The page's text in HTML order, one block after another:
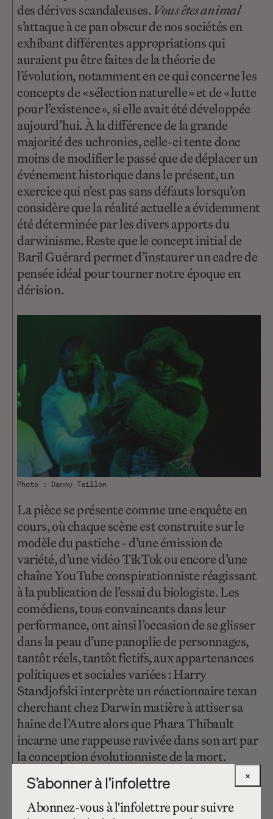
des dérives scandaleuses. Vous êtes animal
s’attaque à ce pan obscur de nos sociétés en
exhibant différentes appropriations qui
auraient pu être faites de la théorie de
l’évolution, notamment en ce qui concerne les
concepts de « sélection naturelle » et de « lutte
pour l’existence », si elle avait été développée
aujourd’hui. À la différence de la grande
majorité des uchronies, celle-ci tente donc
moins de modifier le passé que de déplacer un
événement historique dans le présent, un
exercice qui n’est pas sans défauts lorsqu’on
considère que la réalité actuelle a évidemment
été déterminée par les divers apports du
darwinisme. Reste que le concept initial de
Baril Guérard permet d’instaurer un cadre de
pensée idéal pour tourner notre époque en
dérision.
Photo : Danny Taillon
La pièce se présente comme une enquête en
cours, où chaque scène est construite sur le
modèle du pastiche - d’une émission de
variété, d’une vidéo TikTok ou encore d’une
chaîne YouTube conspirationniste réagissant
à la publication de l’essai du biologiste. Les
comédiens, tous convaincants dans leur
performance, ont ainsi l’occasion de se glisser
dans la peau d’une panoplie de personnages,
tantôt réels, tantôt fictifs, aux appartenances
politiques et sociales variées : Harry
Standjofski interprète un réactionnaire texan
cherchant chez Darwin matière à attiser sa
haine de l’Autre alors que Phara Thibault
incarne une rappeuse ravivée dans son art par
la conception évolutionniste de la mort.
D’un point de vue scénographique, la
production mise notamment sur une
×
S’abonner à l’infolettre
Abonnez-vous à l'infolettre pour suivre